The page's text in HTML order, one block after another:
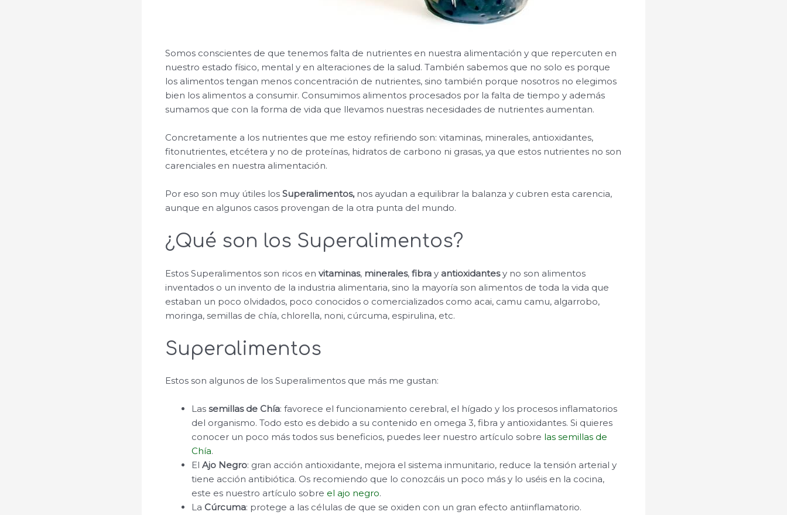
Somos conscientes de que tenemos falta de nutrientes en nuestra alimentación y que repercuten en
nuestro estado físico, mental y en alteraciones de la salud. También sabemos que no solo es porque
los alimentos tengan menos concentración de nutrientes, sino también porque nosotros no elegimos
bien los alimentos a consumir. Consumimos alimentos procesados por la falta de tiempo y además
sumamos que con la forma de vida que llevamos nuestras necesidades de nutrientes aumentan.
Concretamente a los nutrientes que me estoy refiriendo son: vitaminas, minerales, antioxidantes,
fitonutrientes, etcétera y no de proteínas, hidratos de carbono ni grasas, ya que estos nutrientes no son
carenciales en nuestra alimentación.
Por eso son muy útiles losSuperalimentos, nos ayudan a equilibrar la balanza y cubren esta carencia,
aunque en algunos casos provengan de la otra punta del mundo.
¿Qué son los Superalimentos?
Estos Superalimentos son ricos envitaminas, minerales,fibra y antioxidantesy no son alimentos
inventados o un invento de la industria alimentaria, sino la mayoría son alimentos de toda la vida que
estaban un poco olvidados, poco conocidos o comercializados como acai, camu camu, algarrobo,
moringa, semillas de chía, chlorella, noni, cúrcuma, espirulina, etc.
Superalimentos
Estos son algunos de los Superalimentos que más me gustan:
Lassemillas de Chía: favorece el funcionamiento cerebral, el hígado y los procesos inflamatorios
del organismo. Todo esto es debido a su contenido en omega 3, fibra y antioxidantes. Si quieres
conocer un poco más todos sus beneficios, puedes leer nuestro artículo sobre las semillas de
Chía.
ElAjo Negro: gran acción antioxidante, mejora el sistema inmunitario, reduce la tensión arterial y
tiene acción antibiótica. Os recomiendo que lo conozcáis un poco más y lo uséis en la cocina,
este es nuestro artículo sobre el ajo negro.
La Cúrcuma: protege a las células de que se oxiden con un gran efecto antiinflamatorio.